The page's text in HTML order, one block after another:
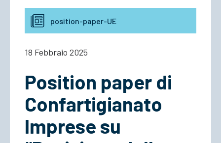
Confartigianato
Associarsi
position-paper-UE
18 Febbraio 2025
Position paper di
Confartigianato
Imprese su